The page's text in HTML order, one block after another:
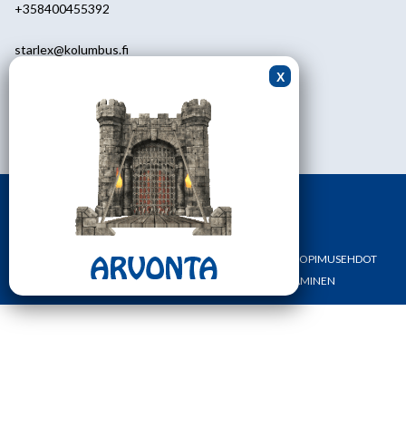
+358400455392
starlex@kolumbus.fi
ark.klo 08.30-17.00
YHTEYSTIEDOT OMA TILI
TILAUS- JA SOPIMUSEHDOT
REKISTERI- JA TIETOSUOJASELOSTE
MAKSAMINEN